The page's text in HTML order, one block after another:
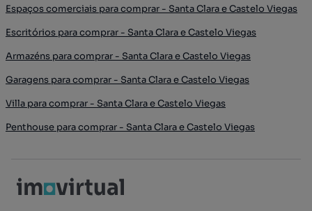
Espaços comerciais para comprar - Santa Clara e Castelo Viegas
Escritórios para comprar - Santa Clara e Castelo Viegas
Armazéns para comprar - Santa Clara e Castelo Viegas
Garagens para comprar - Santa Clara e Castelo Viegas
Villa para comprar - Santa Clara e Castelo Viegas
Penthouse para comprar - Santa Clara e Castelo Viegas